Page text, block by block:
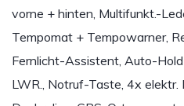
vorne + hinten, Multifunkt.-
Tempomat + Tempowarner,
Fernlicht-Assistent, Auto-
LWR., Notruf-Taste, 4x elektr.